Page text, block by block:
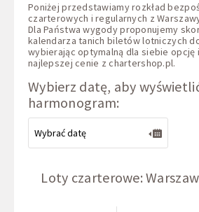
Poniżej przedstawiamy rozkład
czarterowych i regularnych z
Dla Państwa wygody proponujemy
kalendarza tanich biletów lotniczych
wybierając optymalną dla siebie opcję
najlepszej cenie zchartershop.pl.
Wybierz datę, aby
harmonogram:
Loty czarterowe: